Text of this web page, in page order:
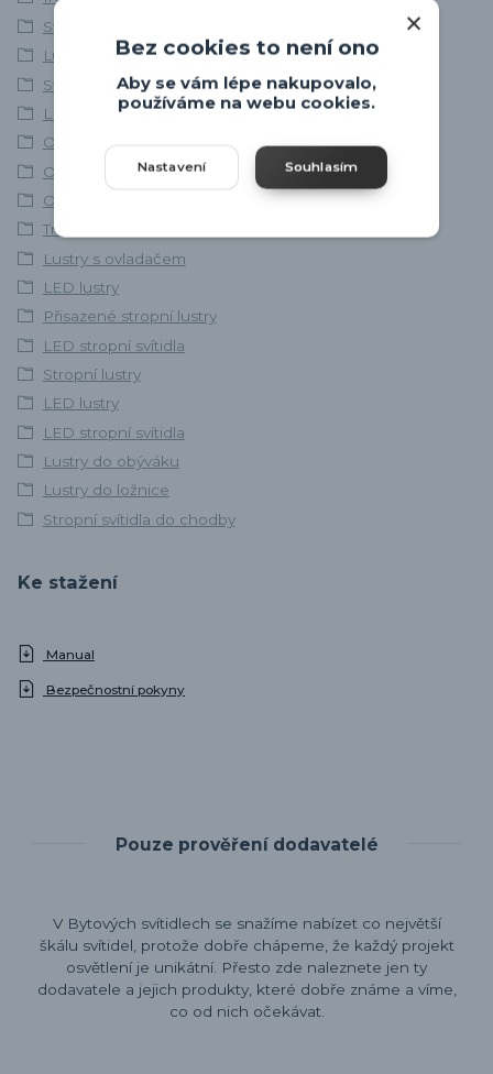
Svítidla skladem
Lustry a závěsná svítidla
Stropní svítidla
LED svítidla
Osvětlení obývacího pokoje
Osvětlení ložnice
Osvětlení chodby
Trio Leuchten
Lustry s ovladačem
LED lustry
Přisazené stropní lustry
LED stropní svítidla
Stropní lustry
LED lustry
LED stropní svítidla
Lustry do obýváku
Lustry do ložnice
Stropní svítidla do chodby
Ke stažení
Manual
Bezpečnostní pokyny
Pouze prověření dodavatelé
V Bytových svítidlech se snažíme nabízet co největší
škálu svítidel, protože dobře chápeme, že každý projekt
osvětlení je unikátní. Přesto zde naleznete jen ty
dodavatele a jejich produkty, které dobře známe a víme,
co od nich očekávat.
Bez cookies to není ono
Aby se vám lépe nakupovalo,
používáme na webu cookies.
Nastavení Souhlasím